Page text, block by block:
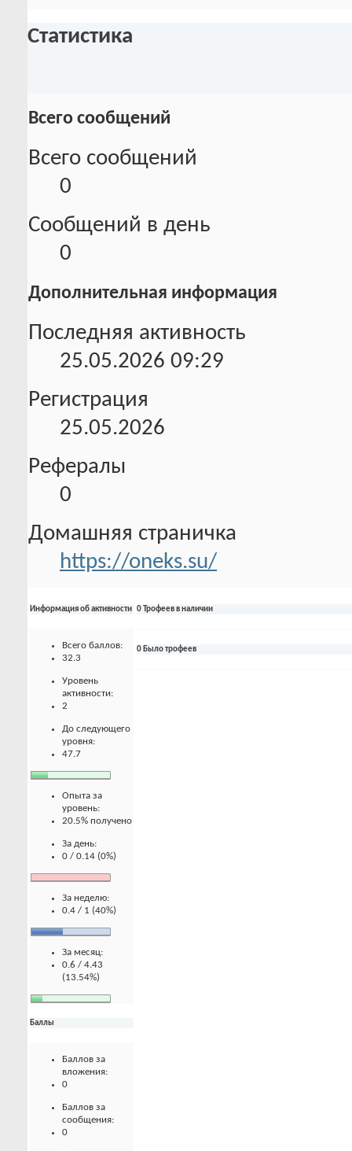
Статистика
Всего сообщений
Всего сообщений
0
Сообщений в день
0
Дополнительная информация
Последняя активность
25.05.2026 09:29
Регистрация
25.05.2026
Рефералы
0
Домашняя страничка
https://oneks.su/
Информация об активности
Всего баллов:
32.3
Уровень
активности:
2
До следующего
уровня:
47.7
Опыта за
уровень:
20.5% получено
За день:
0 / 0.14 (0%)
За неделю:
0.4 / 1 (40%)
За месяц:
0.6 / 4.43
(13.54%)
Баллы
Баллов за
вложения:
0
Баллов за
сообщения:
0
0 Трофеев в наличии
0 Было трофеев